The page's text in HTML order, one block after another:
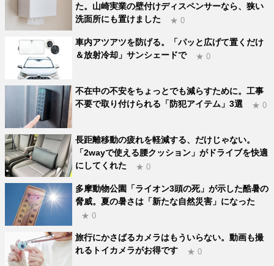
た。山崎実業の壁付けディスペンサーなら、狭い
洗面所にも置けました
★ 0
車内アツアツを防げる。「パッと広げて置くだけ
＆放射冷却」サンシェードで
★ 0
不在中の不安をちょっとでも減らすために。工事
不要で取り付けられる「防犯アイテム」3選
★ 0
長距離移動の疲れを軽減する、だけじゃない。
「2wayで使える腰クッション」がドライブを快適
にしてくれた
★ 0
多摩動物公園「ライオン3頭の死」が示した酷暑の
脅威。夏の暑さは「新たな自然災害」になった
★ 0
旅行にかさばるカメラはもういらない。動画も撮
れるトイカメラがお得です
★ 0